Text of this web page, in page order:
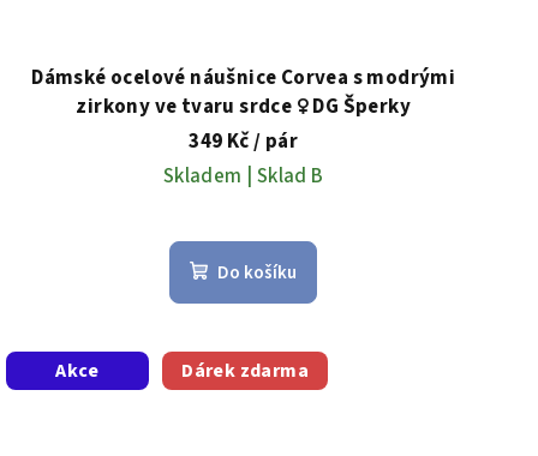
Dámské ocelové náušnice Corvea s modrými
zirkony ve tvaru srdce ♀️ DG Šperky
349 Kč/ pár
Skladem | Sklad B
Do košíku
Akce Dárek zdarma